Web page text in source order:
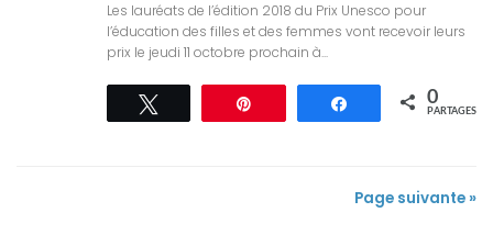
Les lauréats de l’édition 2018 du Prix Unesco pour
l’éducation des filles et des femmes vont recevoir leurs
prix le jeudi 11 octobre prochain à...
Partagez 0
PARTAGES
Page suivante »